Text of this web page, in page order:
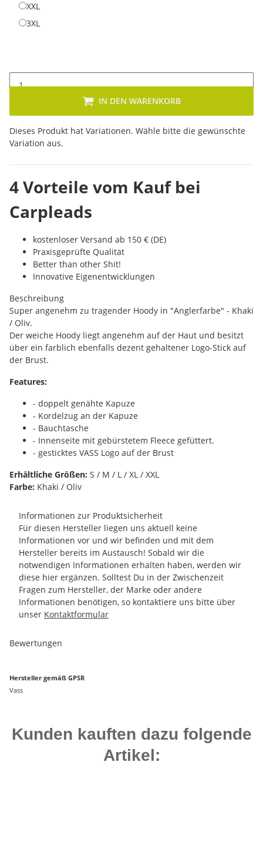
XXL
3XL
IN DEN WARENKORB
x
Dieses Produkt hat Variationen. Wähle bitte die gewünschte
Variation aus.
4 Vorteile vom Kauf bei
Carpleads
kostenloser Versand ab 150 € (DE)
Praxisgeprüfte Qualität
Better than other Shit!
Innovative Eigenentwicklungen
Beschreibung
Super angenehm zu tragender Hoody in "Anglerfarbe" - Khaki
/ Oliv.
Der weiche Hoody liegt angenehm auf der Haut und besitzt
über ein farblich ebenfalls dezent gehaltener Logo-Stick auf
der Brust.
Features:
- doppelt genähte Kapuze
- Kordelzug an der Kapuze
- Bauchtasche
- Innenseite mit gebürstetem Fleece gefüttert.
- gesticktes VASS Logo auf der Brust
Erhältliche Größen: S / M / L / XL / XXL
Farbe: Khaki / Oliv
Informationen zur Produktsicherheit
Für diesen Hersteller liegen uns aktuell keine
Informationen vor und wir befinden und mit dem
Hersteller bereits im Austausch! Sobald wir die
notwendigen Informationen erhalten haben, werden wir
diese hier ergänzen. Solltest Du in der Zwischenzeit
Fragen zum Hersteller, der Marke oder andere
Informationen benötigen, so kontaktiere uns bitte über
unser Kontaktformular
Bewertungen
Hersteller gemäß GPSR
Vass
Kunden kauften dazu folgende
Artikel: